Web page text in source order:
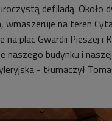
defiladą.
wmaszeruje na teren
na plac Gwardii Pieszej i
naszego budynku i
- tłumaczył